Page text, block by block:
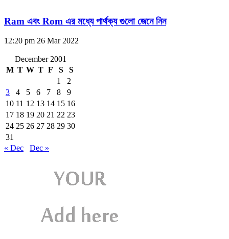
Ram এবং Rom এর মধ্যে পার্থক্য গুলো জেনে নিন
12:20 pm 26 Mar 2022
December 2001
M T W T F S
S
1
2
3
4 5 6 7 8
9
10 11 12 13 14 15 16
17 18 19 20 21 22 23
24 25 26 27 28 29 30
31
« Dec
Dec »